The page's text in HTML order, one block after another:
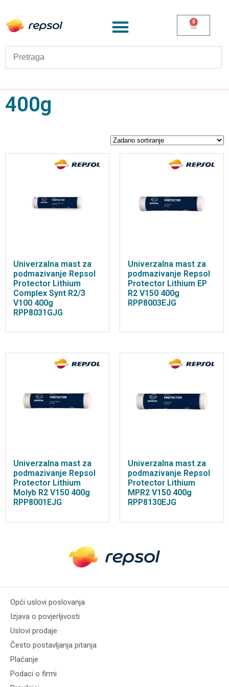
0
400g
Univerzalna mast za
podmazivanje Repsol
Protector Lithium
Complex Synt R2/3
V100 400g
RPP8031GJG
Univerzalna mast za
podmazivanje Repsol
Protector Lithium EP
R2 V150 400g
RPP8003EJG
Univerzalna mast za
podmazivanje Repsol
Protector Lithium
Molyb R2 V150 400g
RPP8001EJG
Univerzalna mast za
podmazivanje Repsol
Protector Lithium
MPR2 V150 400g
RPP8130EJG
Opći uslovi poslovanja
Izjava o povjerljivosti
Uslovi prodaje
Često postavljanja pitanja
Plaćanje
Podaci o firmi